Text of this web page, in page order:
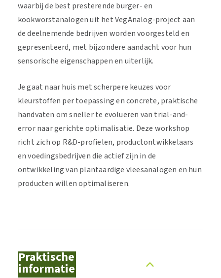
waarbij de best presterende burger- en
kookworstanalogen uit het VegAnalog-project aan
de deelnemende bedrijven worden voorgesteld en
gepresenteerd, met bijzondere aandacht voor hun
sensorische eigenschappen en uiterlijk.
Je gaat naar huis met scherpere keuzes voor
kleurstoffen per toepassing en concrete, praktische
handvaten om sneller te evolueren van trial-and-
error naar gerichte optimalisatie. Deze workshop
richt zich op R&D-profielen, productontwikkelaars
en voedingsbedrijven die actief zijn in de
ontwikkeling van plantaardige vleesanalogen en hun
producten willen optimaliseren.
Praktische
informatie